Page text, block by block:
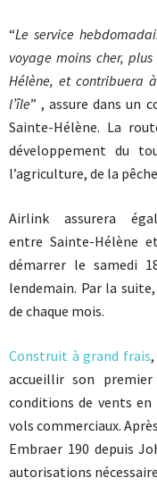
“Le service
voyage moins cher,
Hélène, et contribuera
l’île” , assure dans un
Sainte-Hélène. La
développement du
l’agriculture, de la
Airlink assurera
entre Sainte-Hélène
démarrer le samedi
lendemain. Par la
de chaque mois.
Construit à grand frais
accueillir son
conditions de vents
vols commerciaux.
Embraer 190 depuis
autorisations